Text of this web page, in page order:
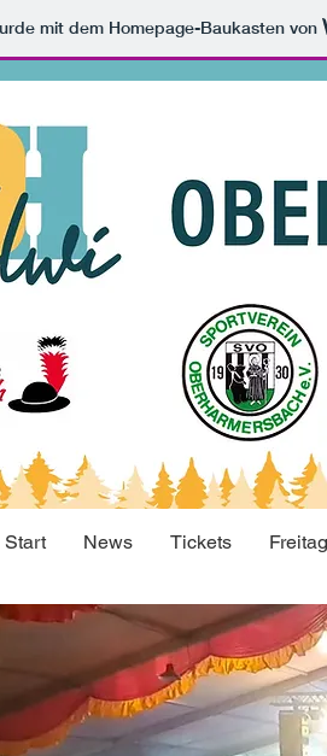
mit dem Homepage-Baukasten von
Start News Tickets Freitag